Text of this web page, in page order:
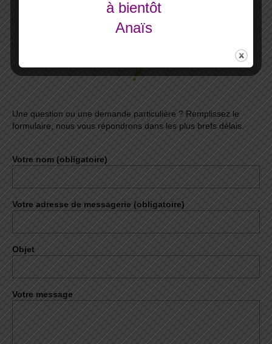
Besoin d’un renseignement
?
Une question ou une demande particulière ? Remplissez le
formulaire, nous vous répondrons dans les plus brefs délais.
Votre nom (obligatoire)
Votre adresse de messagerie (obligatoire)
Objet
Votre message
à bientôt
Anaïs